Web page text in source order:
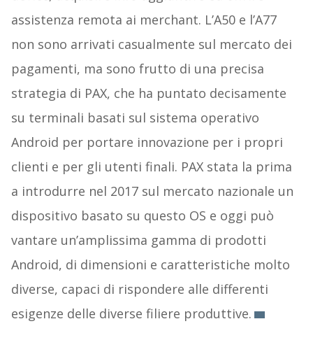
assistenza remota ai merchant. L’A50 e l’A77
non sono arrivati casualmente sul mercato dei
pagamenti, ma sono frutto di una precisa
strategia di PAX, che ha puntato decisamente
su terminali basati sul sistema operativo
Android per portare innovazione per i propri
clienti e per gli utenti finali. PAX stata la prima
a introdurre nel 2017 sul mercato nazionale un
dispositivo basato su questo OS e oggi può
vantare un’amplissima gamma di prodotti
Android, di dimensioni e caratteristiche molto
diverse, capaci di rispondere alle differenti
esigenze delle diverse filiere produttive.